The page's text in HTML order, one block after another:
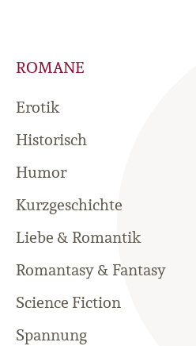
ROMANE
Erotik
Historisch
Humor
Kurzgeschichte
Liebe & Romantik
Romantasy & Fantasy
Science Fiction
Spannung